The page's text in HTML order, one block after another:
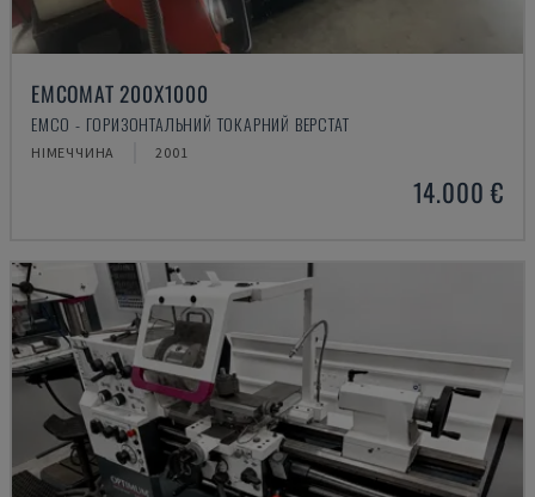
EMCOMAT 200X1000
EMCO - ГОРИЗОНТАЛЬНИЙ ТОКАРНИЙ ВЕРСТАТ
НІМЕЧЧИНА 2001
14.000 €